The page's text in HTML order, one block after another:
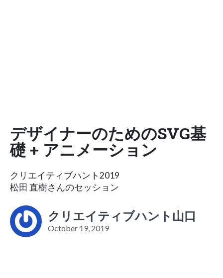
デザイナーのためのSVG基
礎 + アニメーション
クリエイティブハント2019
松田 直樹さんのセッション
クリエイティブハント山口
October 19, 2019